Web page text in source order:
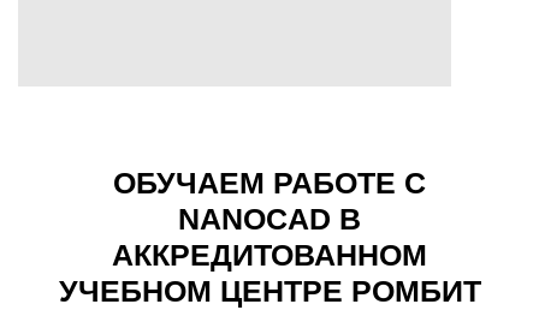
ОБУЧАЕМ РАБОТЕ С
NANOCAD В
АККРЕДИТОВАННОМ
УЧЕБНОМ ЦЕНТРЕ РОМБИТ